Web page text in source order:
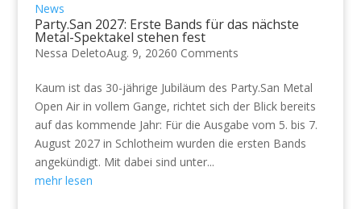
News
Party.San 2027: Erste Bands für das nächste
Metal-Spektakel stehen fest
Nessa DeletoAug. 9, 20260 Comments
Kaum ist das 30-jährige Jubiläum des Party.San Metal
Open Air in vollem Gange, richtet sich der Blick bereits
auf das kommende Jahr: Für die Ausgabe vom 5. bis 7.
August 2027 in Schlotheim wurden die ersten Bands
angekündigt. Mit dabei sind unter...
mehr lesen